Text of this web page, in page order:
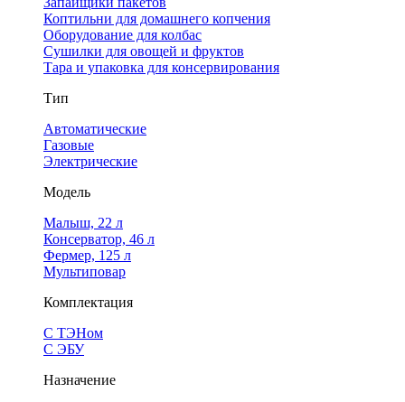
Коптильни для домашнего копчения
Оборудование для колбас
Сушилки для овощей и фруктов
Тара и упаковка для консервирования
Тип
Автоматические
Газовые
Электрические
Модель
Малыш, 22 л
Консерватор, 46 л
Фермер, 125 л
Мультиповар
Комплектация
С ТЭНом
С ЭБУ
Назначение